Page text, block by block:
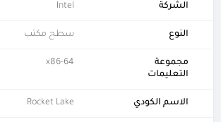
الشركة Intel
النوع سطح مكتب
مجموعة
التعليمات
x86-64
الاسم الكودي Rocket Lake